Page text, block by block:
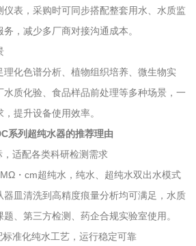
表，采购时可同步搭配整套用水、水质监
，减少多厂商对接沟通成本。
化色谱分析、植物组织培养、微生物实
质化验、食品样品前处理等多种场景，一
提升设备使用效率。
系列超纯水器的推荐理由
适配各类科研检测需求
・cm超纯水，纯水、超纯水双出水模式
器皿清洗到高精度痕量分析均可满足，水质
、第三方检测、药企合规实验室使用。
准化纯水工艺，运行稳定可靠